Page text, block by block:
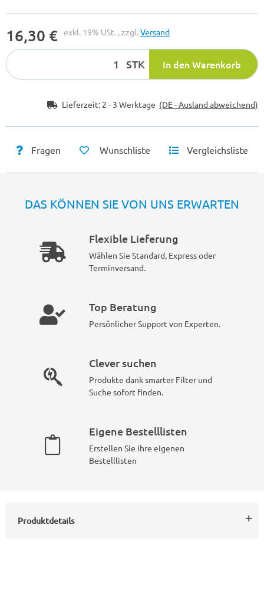
16,30 € exkl. 19% USt. , zzgl.Versand
STK In den Warenkorb
Lieferzeit: 2 - 3 Werktage (DE - Ausland abweichend)
Fragen Wunschliste Vergleichsliste
DAS KÖNNEN SIE VON UNS ERWARTEN
Flexible Lieferung
Wählen Sie Standard, Express oder
Terminversand.
Top Beratung
Persönlicher Support von Experten.
Clever suchen
Produkte dank smarter Filter und
Suche sofort finden.
Eigene Bestelllisten
Erstellen Sie ihre eigenen
Bestelllisten
Produktdetails